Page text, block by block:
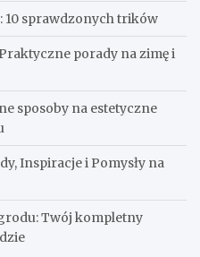
10 sprawdzonych trików
porady na zimę i
sposoby na estetyczne
Inspiracje i Pomysły na
Twój kompletny